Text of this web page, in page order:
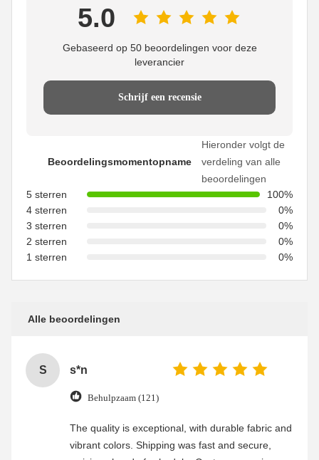
5.0
Gebaseerd op 50 beoordelingen voor deze
leverancier
Schrijf een recensie
Beoordelingsmomentopname
Hieronder volgt de
verdeling van alle
beoordelingen
5 sterren
100%
4 sterren
0%
3 sterren
0%
2 sterren
0%
1 sterren
0%
Alle beoordelingen
S s*n
Behulpzaam (121)
The quality is exceptional, with durable fabric and
vibrant colors. Shipping was fast and secure,